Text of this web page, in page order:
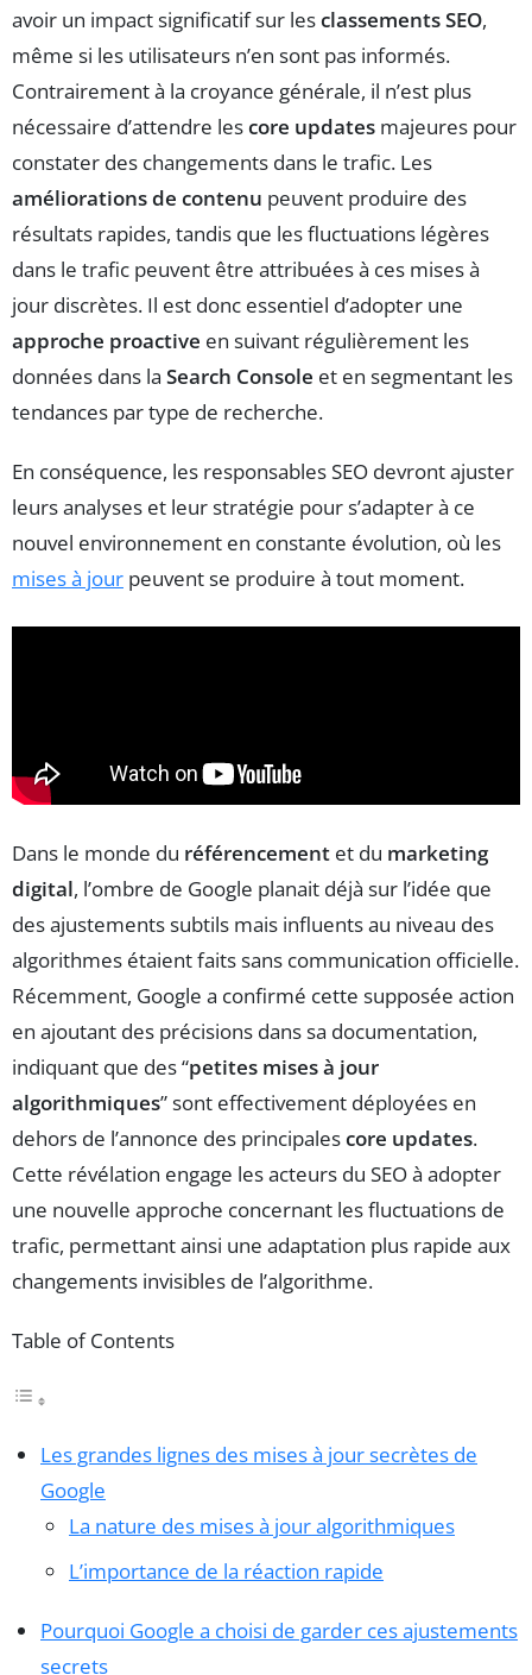
avoir un impact significatif sur lesclassements SEO,
même si les utilisateurs n’en sont pas informés.
Contrairement à la croyance générale, il n’est plus
nécessaire d’attendre lescore updates majeures pour
constater des changements dans le trafic. Les
améliorations de contenu peuvent produire des
résultats rapides, tandis que les fluctuations légères
dans le trafic peuvent être attribuées à ces mises à
jour discrètes. Il est donc essentiel d’adopter une
approche proactive en suivant régulièrement les
données dans la Search Console et en segmentant les
tendances par type de recherche.
En conséquence, les responsables SEO devront ajuster
leurs analyses et leur stratégie pour s’adapter à ce
nouvel environnement en constante évolution, où les
mises à jour peuvent se produire à tout moment.
Dans le monde du référencement et du marketing
digital, l’ombre de Google planait déjà sur l’idée que
des ajustements subtils mais influents au niveau des
algorithmes étaient faits sans communication officielle.
Récemment, Google a confirmé cette supposée action
en ajoutant des précisions dans sa documentation,
indiquant que des “petites mises à jour
algorithmiques” sont effectivement déployées en
dehors de l’annonce des principalescore updates.
Cette révélation engage les acteurs du SEO à adopter
une nouvelle approche concernant les fluctuations de
trafic, permettant ainsi une adaptation plus rapide aux
changements invisibles de l’algorithme.
Table of Contents
Les grandes lignes des mises à jour secrètes de
Google
La nature des mises à jour algorithmiques
L’importance de la réaction rapide
Pourquoi Google a choisi de garder ces ajustements
secrets